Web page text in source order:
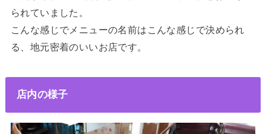
られていました。
こんな感じでメニューの名前はこんな感じで決められ
る、地元密着のいいお店です。
店内の様子